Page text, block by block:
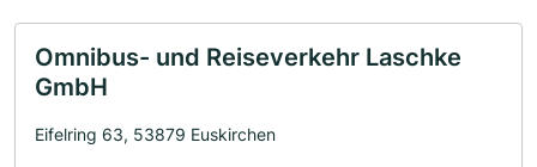
Omnibus- und Reiseverkehr Laschke
GmbH
Eifelring 63, 53879 Euskirchen